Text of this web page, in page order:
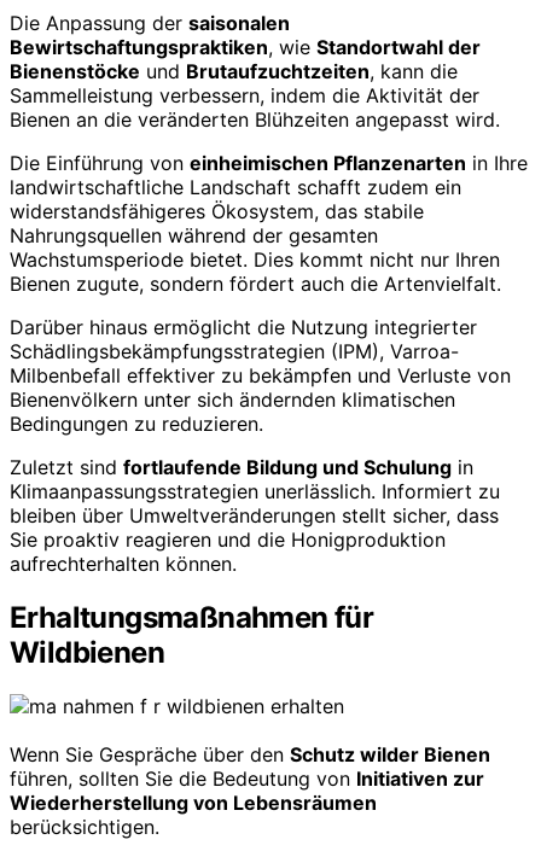
Die Anpassung der saisonalen
Bewirtschaftungspraktiken, wie Standortwahl der
Bienenstöcke und Brutaufzuchtzeiten, kann die
Sammelleistung verbessern, indem die Aktivität der
Bienen an die veränderten Blühzeiten angepasst wird.
Die Einführung von einheimischen Pflanzenarten in Ihre
landwirtschaftliche Landschaft schafft zudem ein
widerstandsfähigeres Ökosystem, das stabile
Nahrungsquellen während der gesamten
Wachstumsperiode bietet. Dies kommt nicht nur Ihren
Bienen zugute, sondern fördert auch die Artenvielfalt.
Darüber hinaus ermöglicht die Nutzung integrierter
Schädlingsbekämpfungsstrategien (IPM), Varroa-
Milbenbefall effektiver zu bekämpfen und Verluste von
Bienenvölkern unter sich ändernden klimatischen
Bedingungen zu reduzieren.
Zuletzt sind fortlaufende Bildung und Schulung in
Klimaanpassungsstrategien unerlässlich. Informiert zu
bleiben über Umweltveränderungen stellt sicher, dass
Sie proaktiv reagieren und die Honigproduktion
aufrechterhalten können.
Erhaltungsmaßnahmen für
Wildbienen
Wenn Sie Gespräche über den Schutz wilder Bienen
führen, sollten Sie die Bedeutung von Initiativen zur
Wiederherstellung von Lebensräumen
berücksichtigen.